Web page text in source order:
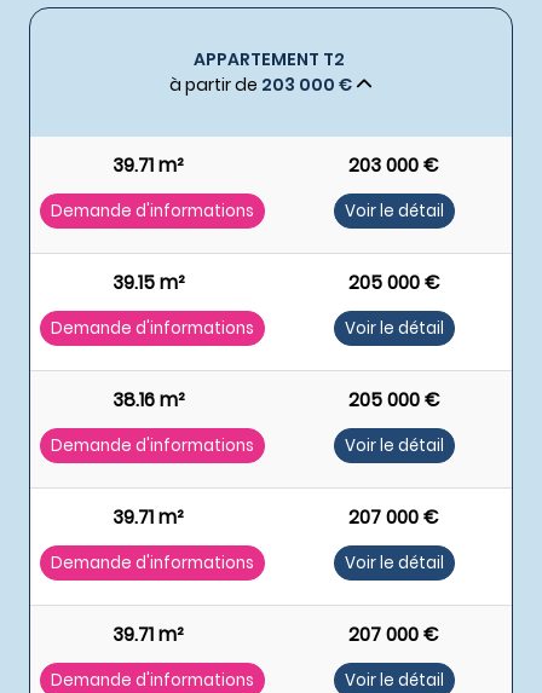
APPARTEMENT T2
à partir de 203 000 €
39.71 m² 203 000 €
Demande d'informations Voir le détail
39.15 m² 205 000 €
Demande d'informations Voir le détail
38.16 m² 205 000 €
Demande d'informations Voir le détail
39.71 m² 207 000 €
Demande d'informations Voir le détail
39.71 m² 207 000 €
Demande d'informations Voir le détail